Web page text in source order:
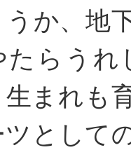
うか、地
たらう
生まれも
ツとして